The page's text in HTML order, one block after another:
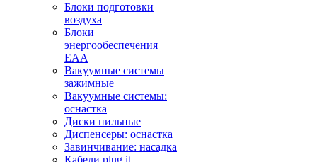
Блоки подготовки
воздуха
Блоки
энергообеспечения
EAA
Вакуумные системы
зажимные
Вакуумные системы:
оснастка
Диски пильные
Диспенсеры: оснастка
Завинчивание: насадка
Кабели plug it